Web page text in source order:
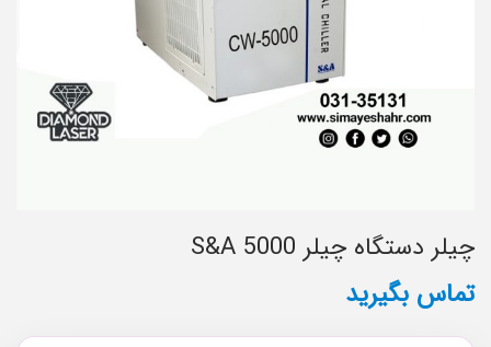
چیلر دستگاه چیلر 5000 S&A
تماس بگیرید